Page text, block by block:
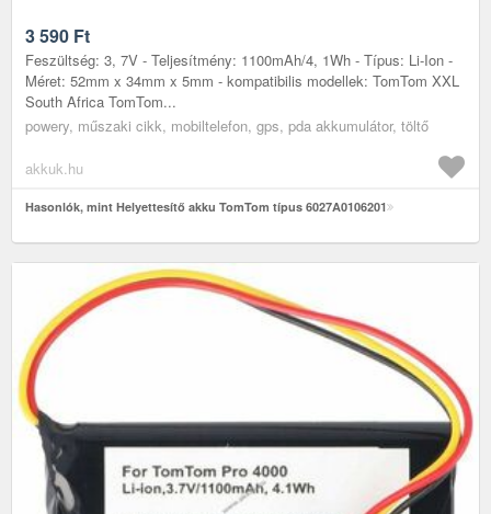
3 590 Ft
Feszültség: 3, 7V - Teljesítmény: 1100mAh/4, 1Wh - Típus: Li-Ion -
Méret: 52mm x 34mm x 5mm - kompatibilis modellek: TomTom XXL
South Africa TomTom...
powery, műszaki cikk, mobiltelefon, gps, pda akkumulátor, töltő
akkuk.hu
Hasonlók, mint Helyettesítő akku TomTom típus 6027A0106201